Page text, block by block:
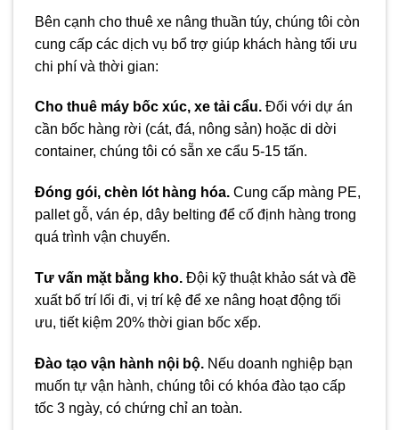
Bên cạnh cho thuê xe nâng thuần túy, chúng tôi còn
cung cấp các dịch vụ bổ trợ giúp khách hàng tối ưu
chi phí và thời gian:
Cho thuê máy bốc xúc, xe tải cẩu. Đối với dự án
cần bốc hàng rời (cát, đá, nông sản) hoặc di dời
container, chúng tôi có sẵn xe cẩu 5-15 tấn.
Đóng gói, chèn lót hàng hóa. Cung cấp màng PE,
pallet gỗ, ván ép, dây belting để cố định hàng trong
quá trình vận chuyển.
Tư vấn mặt bằng kho. Đội kỹ thuật khảo sát và đề
xuất bố trí lối đi, vị trí kệ để xe nâng hoạt động tối
ưu, tiết kiệm 20% thời gian bốc xếp.
Đào tạo vận hành nội bộ. Nếu doanh nghiệp bạn
muốn tự vận hành, chúng tôi có khóa đào tạo cấp
tốc 3 ngày, có chứng chỉ an toàn.